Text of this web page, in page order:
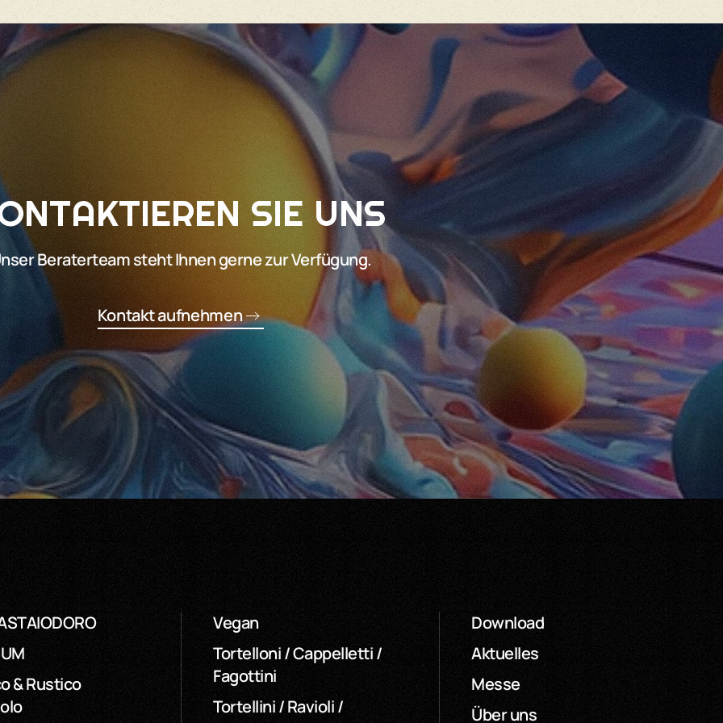
SIE UNS
Beraterteam steht Ihnen gerne zur Verfügung.
Kontakt aufnehmen
& Rustico
Vegan
Tortelloni / Cappelletti /
Fagottini
Tortellini / Ravioli /
Download
Aktuelles
Messe
Über uns